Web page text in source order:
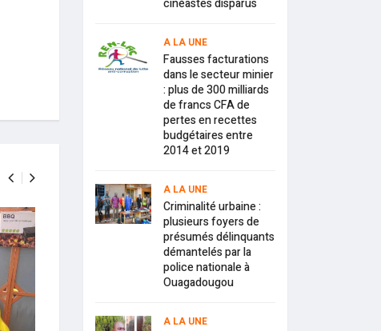
A LA UNE
cinéastes disparus
A LA UNE
Fausses facturations
dans le secteur minier
: plus de 300 milliards
de francs CFA de
pertes en recettes
budgétaires entre
2014 et 2019
A LA UNE
Criminalité urbaine :
plusieurs foyers de
présumés délinquants
démantelés par la
police nationale à
Ouagadougou
A LA UNE